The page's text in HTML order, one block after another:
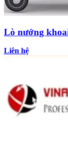
Lò nướng
Liên hệ